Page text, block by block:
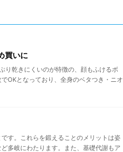
買いに
り乾きにくいのが特徴の、顔もふけるボ
OKとなっており、全身のベタつき・ニオ
す。これらを鍛えることのメリットは姿
多岐にわたります。また、基礎代謝もア